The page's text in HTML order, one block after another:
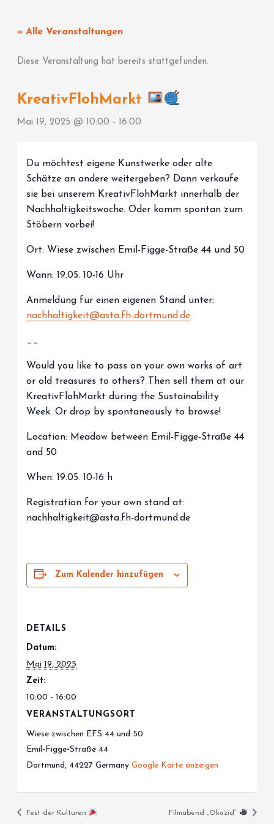
springen« Alle Veranstaltungen
Diese Veranstaltung hat bereits stattgefunden.
KreativFlohMarkt
Mai 19, 2025 @ 10:00 - 16:00
Du möchtest eigene Kunstwerke oder alte
Schätze an andere weitergeben? Dann verkaufe
sie bei unserem KreativFlohMarkt innerhalb der
Nachhaltigkeitswoche. Oder komm spontan zum
Stöbern vorbei!
Ort: Wiese zwischen Emil-Figge-Straße 44 und 50
Wann: 19.05. 10-16 Uhr
Anmeldung für einen eigenen Stand unter:
nachhaltigkeit@asta.fh-dortmund.de
__
Would you like to pass on your own works of art
or old treasures to others? Then sell them at our
KreativFlohMarkt during the Sustainability
Week. Or drop by spontaneously to browse!
Location: Meadow between Emil-Figge-Straße 44
and 50
When: 19.05. 10-16 h
Registration for your own stand at:
nachhaltigkeit@asta.fh-dortmund.de
Zum Kalender hinzufügen
DETAILS
Datum:
Mai 19, 2025
Zeit:
10:00 - 16:00
VERANSTALTUNGSORT
Wiese zwischen EFS 44 und 50
Emil-Figge-Straße 44
Dortmund , 44227 Germany Google Karte anzeigen
Fest der Kulturen Filmabend „Ökozid“